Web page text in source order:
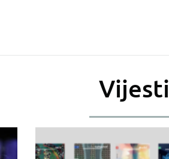
Vijesti